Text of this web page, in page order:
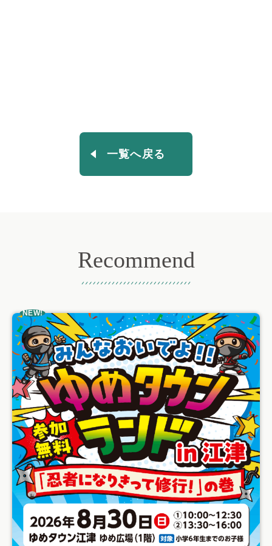
一覧へ戻る
Recommend
NEW!